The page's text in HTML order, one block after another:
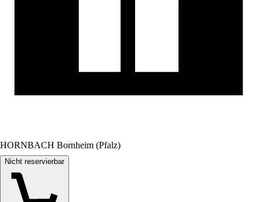
HORNBACH Bornheim (Pfalz)
Nicht reservierbar